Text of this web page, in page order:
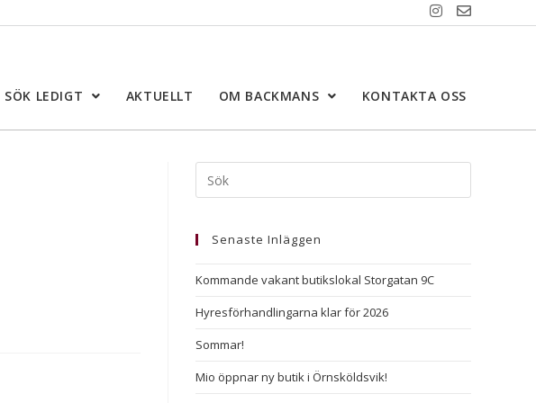
SÖK LEDIGT AKTUELLT OM BACKMANS KONTAKTA OSS
Senaste Inläggen
Kommande vakant butikslokal Storgatan 9C
Hyresförhandlingarna klar för 2026
Sommar!
Mio öppnar ny butik i Örnsköldsvik!